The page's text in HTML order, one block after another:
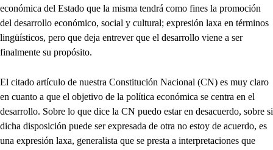
económica del Estado que la misma tendrá como fines la promoción
del desarrollo económico, social y cultural; expresión laxa en términos
lingüísticos, pero que deja entrever que el desarrollo viene a ser
finalmente su propósito.
El citado artículo de nuestra Constitución Nacional (CN) es muy claro
en cuanto a que el objetivo de la política económica se centra en el
desarrollo. Sobre lo que dice la CN puedo estar en desacuerdo, sobre si
dicha disposición puede ser expresada de otra no estoy de acuerdo, es
una expresión laxa, generalista que se presta a interpretaciones que